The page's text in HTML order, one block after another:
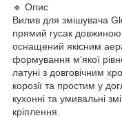
🔹 Опис
Вилив для змішувача
прямий гусак
оснащений якісним
формування м’якої
латуні з довговічним
корозії та простим у
кухонні та умивальні
кріплення.